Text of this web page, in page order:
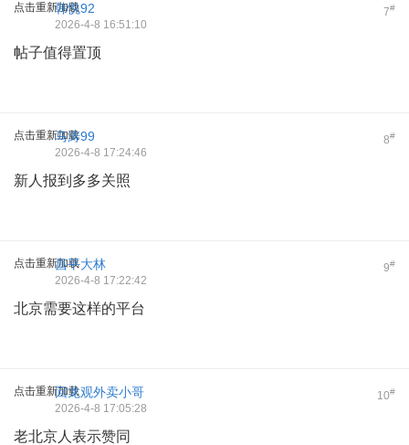
点击重新加载 7#
韩悦92
2026-4-8 16:51:10
帖子值得置顶
点击重新加载 8#
马涛99
2026-4-8 17:24:46
新人报到多多关照
点击重新加载 9#
昌平大林
2026-4-8 17:22:42
北京需要这样的平台
点击重新加载 10#
回龙观外卖小哥
2026-4-8 17:05:28
老北京人表示赞同